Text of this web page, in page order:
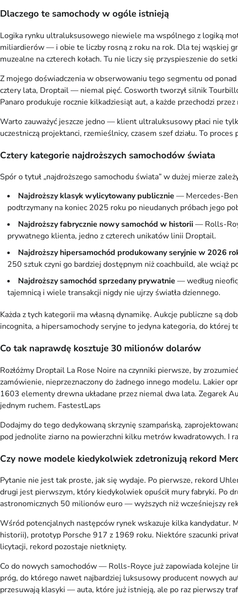
Dlaczego te samochody w ogóle istnieją
Logika rynku ultraluksusowego niewiele ma wspólnego z logiką
miliardierów — i obie te liczby rosną z roku na rok. Dla tej wąskiej
muzealne na czterech kołach. Tu nie liczy się przyspieszenie do
Z mojego doświadczenia w obserwowaniu tego segmentu od
cztery lata, Droptail — niemal pięć. Cosworth tworzył silnik
Panaro produkuje rocznie kilkadziesiąt aut, a każde przechodzi
Warto zauważyć jeszcze jedno — klient ultraluksusowy płaci nie
uczestniczą projektanci, rzemieślnicy, czasem szef działu. To
Cztery kategorie najdroższych samochodów świata
Spór o tytuł „najdroższego samochodu świata” w dużej mierze
Najdroższy klasyk wylicytowany publicznie — Mercedes-
podtrzymany na koniec 2025 roku po nieudanych próbach jego
Najdroższy fabrycznie nowy samochód w historii— Rolls-
prywatnego klienta, jedno z czterech unikatów linii Droptail.
Najdroższy hipersamochód produkowany seryjnie w 2026
250 sztuk czyni go bardziej dostępnym niż coachbuild, ale wciąż
Najdroższy samochód sprzedany prywatnie — według
tajemnicą i wiele transakcji nigdy nie ujrzy światła dziennego.
Każda z tych kategorii ma własną dynamikę. Aukcje publiczne są
incognita, a hipersamochody seryjne to jedyna kategoria, do której
Co tak naprawdę kosztuje 30 milionów dolarów
Rozłóżmy Droptail La Rose Noire na czynniki pierwsze, by
zamówienie, nieprzeznaczony do żadnego innego modelu. Lakier
1603 elementy drewna układane przez niemal dwa lata. Zegarek
jednym ruchem. FastestLaps
Dodajmy do tego dedykowaną skrzynię szampańską,
pod jednolite ziarno na powierzchni kilku metrów kwadratowych. I
Czy nowe modele kiedykolwiek zdetronizują rekord
Pytanie nie jest tak proste, jak się wydaje. Po pierwsze, rekord
drugi jest pierwszym, który kiedykolwiek opuścił mury fabryki. Po
astronomicznych 50 milionów euro — wyższych niż wcześniejszy
Wśród potencjalnych następców rynek wskazuje kilka kandydatur.
historii), prototyp Porsche 917 z 1969 roku. Niektóre szacunki
licytacji, rekord pozostaje nietknięty.
Co do nowych samochodów — Rolls-Royce już zapowiada
próg, do którego nawet najbardziej luksusowy producent nowych
przesuwają klasyki — auta, które już istnieją, ale po raz pierwszy